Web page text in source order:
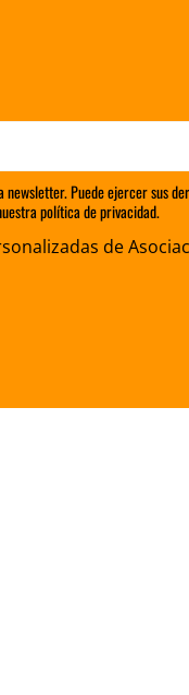
Puede ejercer sus
política de privacidad.
de